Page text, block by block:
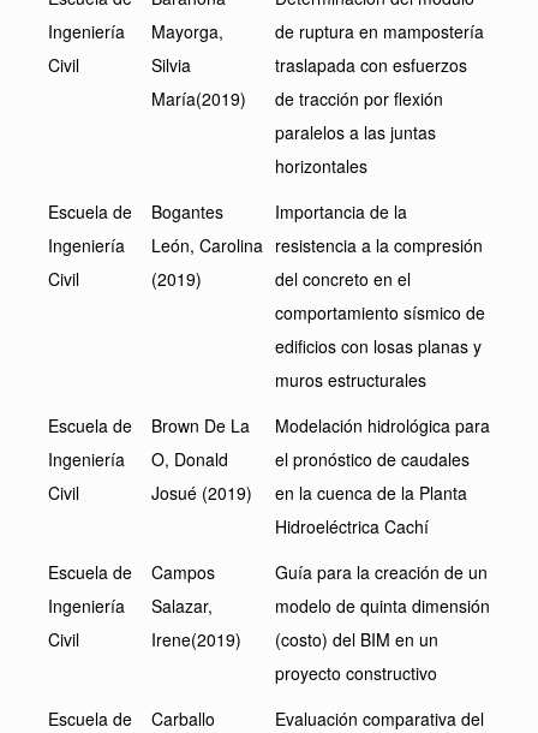
Ingeniería
Civil
Mayorga,
Silvia
María(2019)
de ruptura en mampostería
traslapada con esfuerzos
de tracción por flexión
paralelos a las juntas
horizontales
Escuela de
Ingeniería
Civil
Bogantes
León, Carolina
(2019)
Importancia de la
resistencia a la compresión
del concreto en el
comportamiento sísmico de
edificios con losas planas y
muros estructurales
Escuela de
Ingeniería
Civil
Brown De La
O, Donald
Josué (2019)
Modelación hidrológica para
el pronóstico de caudales
en la cuenca de la Planta
Hidroeléctrica Cachí
Escuela de
Ingeniería
Civil
Campos
Salazar,
Irene(2019)
Guía para la creación de un
modelo de quinta dimensión
(costo) del BIM en un
proyecto constructivo
Escuela de
Carballo
Evaluación comparativa del